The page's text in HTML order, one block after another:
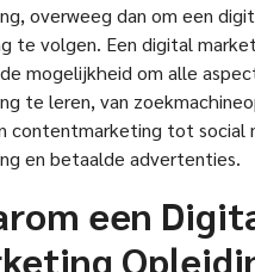
overweeg dan om een
te volgen. Een digital
mogelijkheid om alle
te leren, van
contentmarketing tot social
en betaalde advertenties.
een